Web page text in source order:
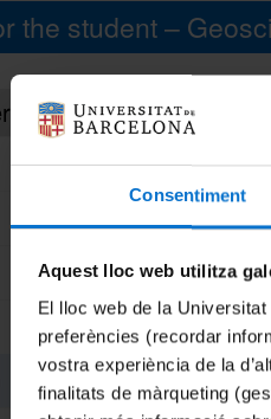
Consentiment
Aquest lloc web utilitza
El lloc web de la
preferències (recordar
vostra experiència de la
finalitats de màrqueting
the student –
degree
Share: